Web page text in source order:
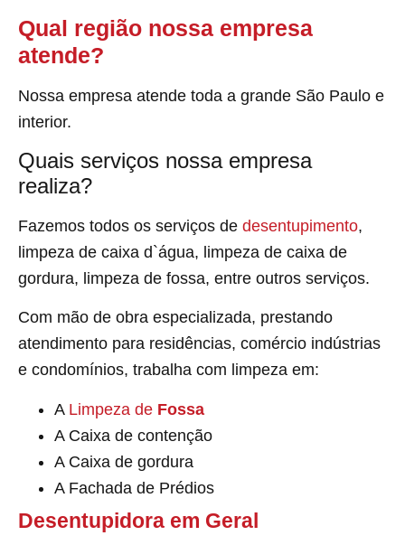
Qual região nossa empresa
atende?
Nossa empresa atende toda a grande São Paulo e
interior.
Quais serviços nossa empresa
realiza?
Fazemos todos os serviços de desentupimento,
limpeza de caixa d`água, limpeza de caixa de
gordura, limpeza de fossa, entre outros serviços.
Com mão de obra especializada, prestando
atendimento para residências, comércio indústrias
e condomínios, trabalha com limpeza em:
A Limpeza de Fossa
A Caixa de contenção
A Caixa de gordura
A Fachada de Prédios
Desentupidora em Geral